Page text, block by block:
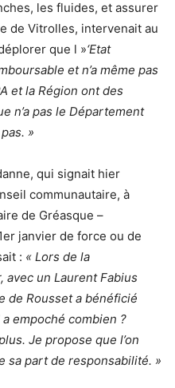
les fluides, et assurer
de Vitrolles, intervenait au
que l »‘Etat
et n’a même pas
et la Région ont des
n’a pas le Département
»
qui signait hier
communautaire, à
de Gréasque –
janvier de force ou de
: « Lors de la
un Laurent Fabius
de Rousset a bénéficié
empoché combien ?
Je propose que l’on
sa part de responsabilité. »